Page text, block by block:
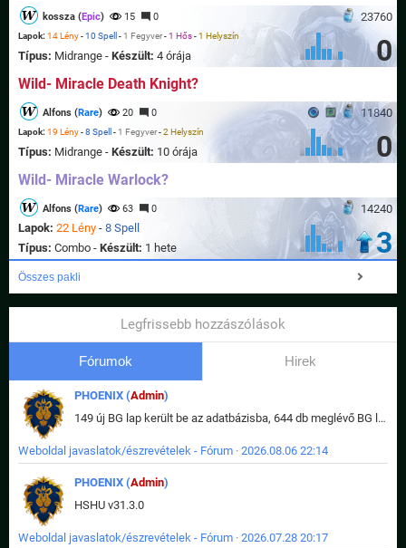
23760
kossza (Epic) 15 0
Lapok: 14 Lény-10 Spell - 1 Fegyver-1 Hős-1 Helyszín
Típus: Midrange - Készült: 4 órája 0
Wild- Miracle Death Knight?
11840
Alfons (Rare) 20 0
Lapok: 19 Lény-8 Spell - 1 Fegyver-2 Helyszín
Típus: Midrange - Készült: 10 órája 0
Wild- Miracle Warlock?
14240
Alfons (Rare) 63 0
Lapok: 22 Lény - 8 Spell
Típus: Combo - Készült: 1 hete 3
Összes pakli
Legfrissebb hozzászólások
Fórumok Hirek
PHOENIX (Admin)
149 új BG lap került be az adatbázisba, 644 db meglévő BG lap módosult, bekerültek az új képek a megváltozott lapokhoz is.
Weboldal javaslatok/észrevételek - Fórum · 2026.08.06 22:14
PHOENIX (Admin)
HSHU v31.3.0
Weboldal javaslatok/észrevételek - Fórum · 2026.07.28 20:17